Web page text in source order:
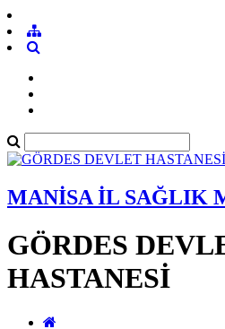
MANİSA İL SAĞLIK
GÖRDES
HASTANESİ